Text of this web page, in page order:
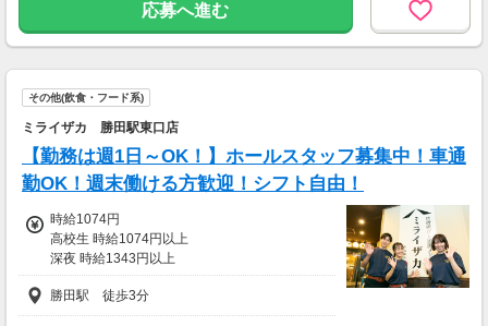
応募へ進む
その他(飲食・フード系)
ミライザカ 勝田駅東口店
【勤務は週1日～OK！】ホールスタッフ募集中！車通
勤OK！週末働ける方歓迎！シフト自由！
時給1074円
高校生 時給1074円以上
深夜 時給1343円以上
研修 時給1074円
高校生研修 時給1074円
深夜研修 時給1343円
勝田駅 徒歩3分